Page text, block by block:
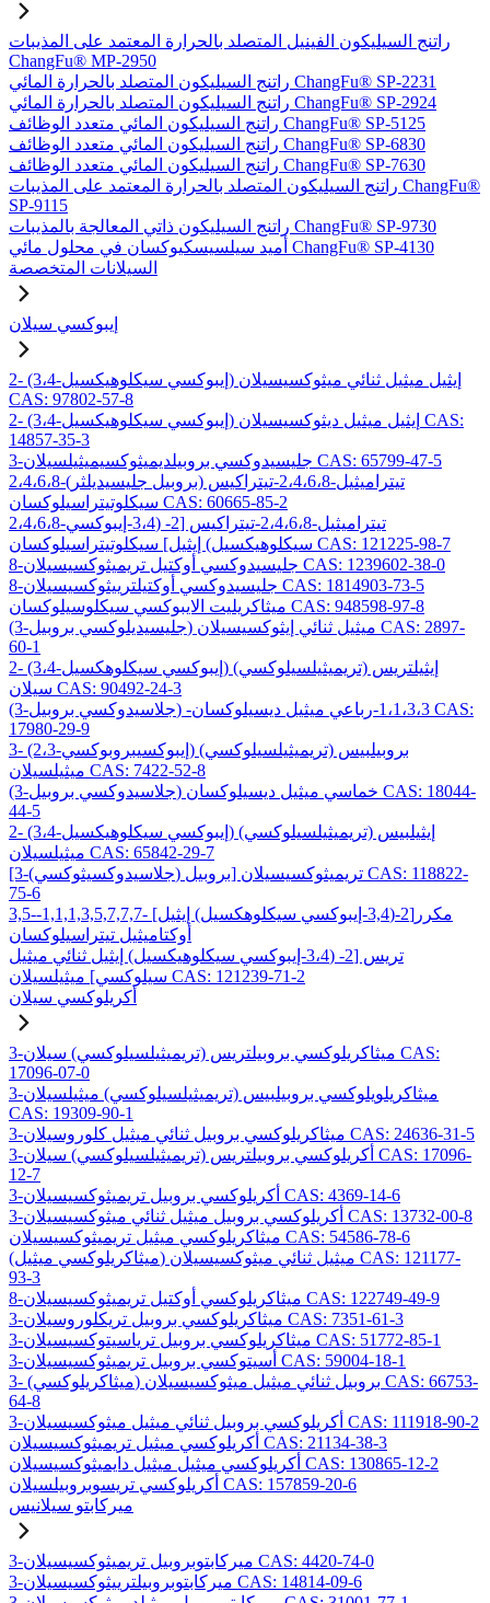
راتنج السيليكون الفينيل المتصلد بالحرارة المعتمد على المذيبات
ChangFu® MP-2950
راتنج السيليكون المتصلد بالحرارة المائي ChangFu® SP-2231
راتنج السيليكون المتصلد بالحرارة المائي ChangFu® SP-2924
راتنج السيليكون المائي متعدد الوظائف ChangFu® SP-5125
راتنج السيليكون المائي متعدد الوظائف ChangFu® SP-6830
راتنج السيليكون المائي متعدد الوظائف ChangFu® SP-7630
راتنج السيليكون المتصلد بالحرارة المعتمد على المذيبات ChangFu®
SP-9115
راتنج السيليكون ذاتي المعالجة بالمذيبات ChangFu® SP-9730
أميد سيلسيسكيوكسان في محلول مائي ChangFu® SP-4130
السيلانات المتخصصة
إيبوكسي سيلان
2- (3،4-إيبوكسي سيكلوهيكسيل) إيثيل ميثيل ثنائي ميثوكسيسيلان
CAS: 97802-57-8
2- (3،4-إيبوكسي سيكلوهيكسيل) إيثيل ميثيل ديثوكسيسيلان CAS:
14857-35-3
3-جليسيدوكسي بروبيلديميثوكسيميثيلسيلان CAS: 65799-47-5
2،4،6،8-تيتراميثيل-2،4،6،8-تيتراكيس (بروبيل جليسيديلثر)
سيكلوتيتراسيلوكسان CAS: 60665-85-2
2،4،6،8-تيتراميثيل-2،4،6،8-تيتراكيس [2- (3،4-إيبوكسي
سيكلوهيكسيل) إيثيل] سيكلوتيتراسيلوكسان CAS: 121225-98-7
8-جليسيدوكسي أوكتيل تريميثوكسيسيلان CAS: 1239602-38-0
8-جليسيدوكسي أوكتيلترييثوكسيسيلان CAS: 1814903-73-5
ميثاكريليت الايبوكسي سيكلوسيلوكسان CAS: 948598-97-8
(3-جليسيديلوكسي بروبيل) ميثيل ثنائي إيثوكسيسيلان CAS: 2897-
60-1
2- (3،4-إيبوكسي سيكلوهكسيل) إيثيلتريس (تريميثيلسيلوكسي)
سيلان CAS: 90492-24-3
(3-جلاسيدوكسي بروبيل) -1،1،3،3-رباعي ميثيل ديسيلوكسان CAS:
17980-29-9
3- (2،3-إيبوكسيبروبوكسي) بروبيلبيس (تريميثيلسيلوكسي)
ميثيلسيلان CAS: 7422-52-8
(3-جلاسيدوكسي بروبيل) خماسي ميثيل ديسيلوكسان CAS: 18044-
44-5
2- (3،4-إيبوكسي سيكلوهيكسيل) إيثيلبيس (تريميثيلسيلوكسي)
ميثيلسيلان CAS: 65842-29-7
[3-(جلاسيدوكسيثوكسي) بروبيل] تريميثوكسيسيلان CAS: 118822-
75-6
3,5-مكرر[2-(3,4-إيبوكسي سيكلوهكسيل) إيثيل] -1,1,1,3,5,7,7,7-
أوكتاميثيل تيتراسيلوكسان
تريس [2- (3،4-إيبوكسي سيكلوهيكسيل) إيثيل ثنائي ميثيل
سيلوكسي] ميثيلسيلان CAS: 121239-71-2
أكريلوكسي سيلان
3-ميثاكريلوكسي بروبيلتريس (تريميثيلسيلوكسي) سيلان CAS:
17096-07-0
3-ميثاكريلويلوكسي بروبيلبيس (تريميثيلسيلوكسي) ميثيلسيلان
CAS: 19309-90-1
3-ميثاكريلوكسي بروبيل ثنائي ميثيل كلوروسيلان CAS: 24636-31-5
3-أكريلوكسي بروبيلتريس (تريميثيلسيلوكسي) سيلان CAS: 17096-
12-7
3-أكريلوكسي بروبيل تريميثوكسيسيلان CAS: 4369-14-6
3-أكريلوكسي بروبيل ميثيل ثنائي ميثوكسيسيلان CAS: 13732-00-8
ميثاكريلوكسي ميثيل تريميثوكسيسيلان CAS: 54586-78-6
(ميثاكريلوكسي ميثيل) ميثيل ثنائي ميثوكسيسيلان CAS: 121177-
93-3
8-ميثاكريلوكسي أوكتيل تريميثوكسيسيلان CAS: 122749-49-9
3-ميثاكريلوكسي بروبيل تريكلوروسيلان CAS: 7351-61-3
3-ميثاكريلوكسي بروبيل ترياسيتوكسيسيلان CAS: 51772-85-1
3-أسيتوكسي بروبيل تريميثوكسيسيلان CAS: 59004-18-1
3- (ميثاكريلوكسي) بروبيل ثنائي ميثيل ميثوكسيسيلان CAS: 66753-
64-8
3-أكريلوكسي بروبيل ثنائي ميثيل ميثوكسيسيلان CAS: 111918-90-2
أكريلوكسي ميثيل تريميثوكسيسيلان CAS: 21134-38-3
أكريلوكسي ميثيل ميثيل دايميثوكسيسيلان CAS: 130865-12-2
أكريلوكسي تريسوبروبيلسيلان CAS: 157859-20-6
ميركابتو سيلانيس
3-ميركابتوبروبيل تريميثوكسيسيلان CAS: 4420-74-0
3-ميركابتوبروبيلترييثوكسيسيلان CAS: 14814-09-6